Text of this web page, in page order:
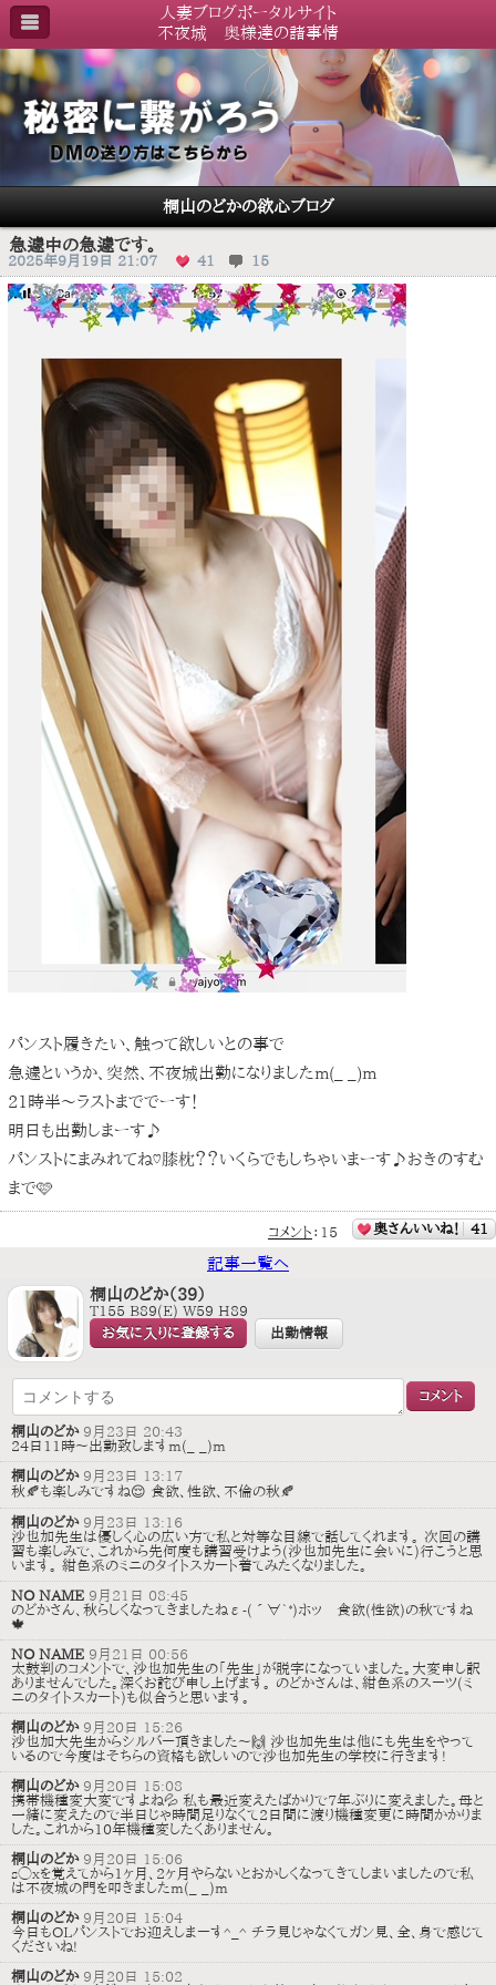
人妻ブログポータルサイト
不夜城 奥様達の諸事情
桐山のどかの欲心ブログ
急遽中の急遽です。
2025年9月19日 21:07 41 15
パンスト履きたい、触って欲しいとの事で
急遽というか、突然、不夜城出勤になりましたm(_ _)m
21時半〜ラストまででーす！
明日も出勤しまーす♪
パンストにまみれてね♡膝枕？？いくらでもしちゃいまーす♪おきのすむ
まで🩷
コメント ： 15 奥さんいいね！ 41
記事一覧へ
桐山のどか（39）
T155 B89(E) W59 H89
お気に入りに登録する 出勤情報
桐山のどか 9月23日 20:43
24日11時〜出勤致しますm(_ _)m
桐山のどか 9月23日 13:17
秋🍂も楽しみですね😌 食欲、性欲、不倫の秋🍂
桐山のどか 9月23日 13:16
沙也加先生は優しく心の広い方で私と対等な目線で話してくれます。 次回の講
習も楽しみで、これから先何度も講習受けよう(沙也加先生に会いに)行こうと思
います。 紺色系のミニのタイトスカート着てみたくなりました。
NO NAME 9月21日 08:45
のどかさん、秋らしくなってきましたねε-(´∀`*)ホッ 食欲(性欲)の秋ですね
🍁
NO NAME 9月21日 00:56
太鼓判のコメントで、沙也加先生の「先生」が脱字になっていました。大変申し訳
ありませんでした。深くお詫び申し上げます。 のどかさんは、紺色系のスーツ(ミ
ニのタイトスカート)も似合うと思います。
桐山のどか 9月20日 15:26
沙也加大先生からシルバー頂きました〜🙌 沙也加先生は他にも先生をやって
いるので今度はそちらの資格も欲しいので沙也加先生の学校に行きます!
桐山のどか 9月20日 15:08
携帯機種変大変ですよね💦 私も最近変えたばかりで7年ぶりに変えました。母と
一緒に変えたので半日じゃ時間足りなくて2日間に渡り機種変更に時間かかりま
した。これから10年機種変したくありません。
桐山のどか 9月20日 15:06
s◯xを覚えてから1ヶ月、2ヶ月やらないとおかしくなってきてしまいましたので私
は不夜城の門を叩きましたm(_ _)m
桐山のどか 9月20日 15:04
今日もOLパンストでお迎えしまーす^_^ チラ見じゃなくてガン見、全、身で感じて
くださいね!
桐山のどか 9月20日 15:02